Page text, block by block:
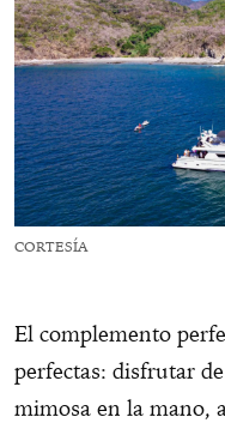
CORTESÍA
El complemento
perfectas: disfrutar
mimosa en la mano,